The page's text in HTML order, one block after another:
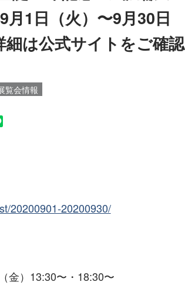
月1日（火）〜9月30日
細は公式サイトをご確認
覧会情報
20200901-20200930/
金）13:30〜・18:30〜